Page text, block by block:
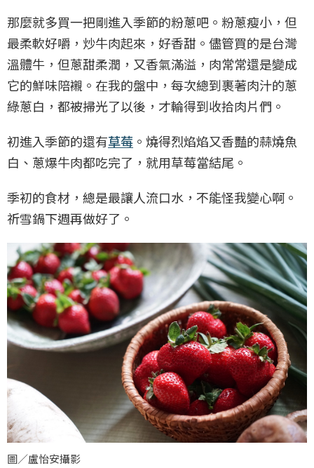
那麼就多買一把剛進入季節的粉蔥吧。粉蔥瘦小，但
最柔軟好嚼，炒牛肉起來，好香甜。儘管買的是台灣
溫體牛，但蔥甜柔潤，又香氣滿溢，肉常常還是變成
它的鮮味陪襯。在我的盤中，每次總到裹著肉汁的蔥
綠蔥白，都被掃光了以後，才輪得到收拾肉片們。
初進入季節的還有草莓 。燒得烈焰焰又香豔的蒜燒魚
白、蔥爆牛肉都吃完了，就用草莓當結尾。
季初的食材，總是最讓人流口水，不能怪我變心啊。
祈雪鍋下週再做好了。
圖／盧怡安攝影